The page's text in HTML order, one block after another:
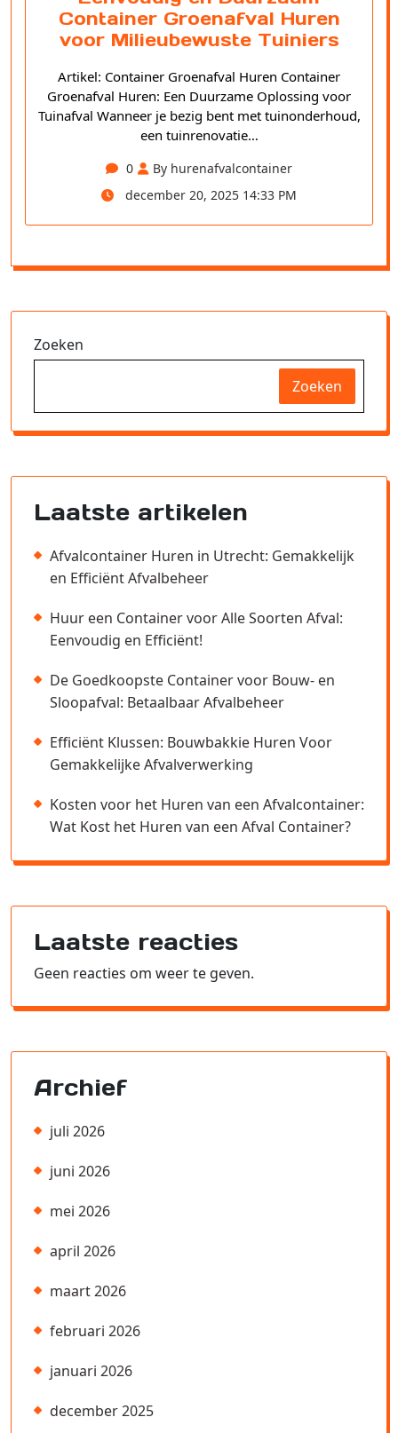
Container Groenafval Huren
voor Milieubewuste Tuiniers
Artikel: Container Groenafval Huren Container
Groenafval Huren: Een Duurzame Oplossing voor
Tuinafval Wanneer je bezig bent met tuinonderhoud,
een tuinrenovatie…
0
By hurenafvalcontainer
december 20, 2025 14:33 PM
Zoeken
Zoeken
Laatste artikelen
Afvalcontainer Huren in Utrecht: Gemakkelijk
en Efficiënt Afvalbeheer
Huur een Container voor Alle Soorten Afval:
Eenvoudig en Efficiënt!
De Goedkoopste Container voor Bouw- en
Sloopafval: Betaalbaar Afvalbeheer
Efficiënt Klussen: Bouwbakkie Huren Voor
Gemakkelijke Afvalverwerking
Kosten voor het Huren van een Afvalcontainer:
Wat Kost het Huren van een Afval Container?
Laatste reacties
Geen reacties om weer te geven.
Archief
juli 2026
juni 2026
mei 2026
april 2026
maart 2026
februari 2026
januari 2026
december 2025